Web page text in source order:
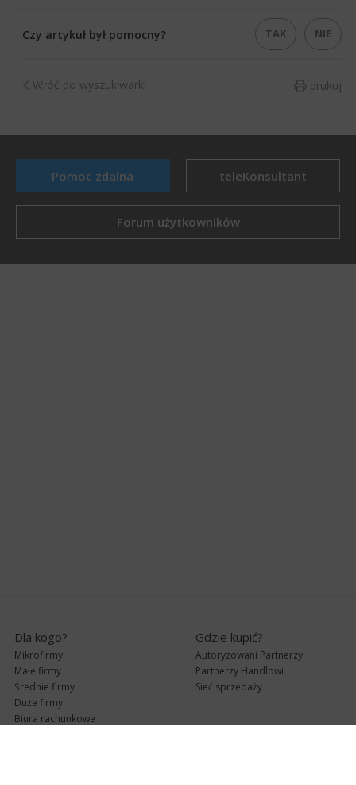
Czy artykuł był pomocny? TAK NIE
drukuj
Wróć do wyszukiwarki
Pomoc zdalna teleKonsultant
Forum użytkowników
Dla kogo?
Mikrofirmy
Małe firmy
Średnie firmy
Duże firmy
Biura rachunkowe
Gdzie kupić?
Autoryzowani Partnerzy
Partnerzy Handlowi
Sieć sprzedaży